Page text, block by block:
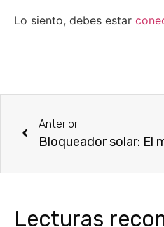
Lo siento, debes estar
Anterior
Bloqueador solar: El
Lecturas